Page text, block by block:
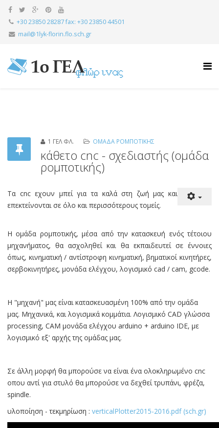
+30 23850 28287 fax: +30 23850 44501
mail@1lyk-florin.flo.sch.gr
1 ΓΕΛ ΦΛ. ΟΜΑΔΑ ΡΟΜΠΟΤΙΚΗΣ
κάθετο cnc - σχεδιαστής (ομάδα
ρομποτικής)
Τα cnc εχουν μπεί για τα καλά στη ζωή μας και
επεκτείνονται σε όλο και περισσότερους τομείς.
Η ομάδα ρομποτικής, μέσα από την κατασκευή ενός τέτοιου
μηχανήματος, θα ασχοληθεί και θα εκπαιδευτεί σε έννοιες
όπως, κινηματική / αντίστροφη κινηματική, βηματικοί κινητήρες,
σερβοκινητήρες, μονάδα ελέγχου, λογισμικό cad / cam, gcode.
H "μηχανή" μας είναι κατασκευασμένη 100% από την ομάδα
μας. Μηχανικά, και λογισμικά κομμάτια. Λογισμικό CAD γλώσσα
processing, CAM μονάδα ελέγχου arduino + arduino IDE, με
λογισμικό εξ' αρχής της ομάδας μας.
Σε άλλη μορφή θα μπορούσε να είναι ένα ολοκληρωμένο cnc
οπου αντί για στυλό θα μπορούσε να δεχθεί τρυπάνι, φρέζα,
spindle.
υλοποίηση - τεκμηρίωση : verticalPlotter2015-2016.pdf (sch.gr)